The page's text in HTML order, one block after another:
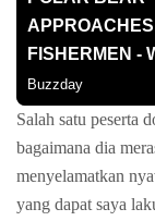
Salah satu peserta
bagaimana dia
menyelamatkan
yang dapat saya